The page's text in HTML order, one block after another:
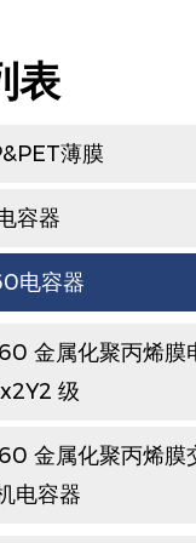
表
薄膜
容器
电容器
金属化聚丙烯膜
级
金属化聚丙烯膜
电容器